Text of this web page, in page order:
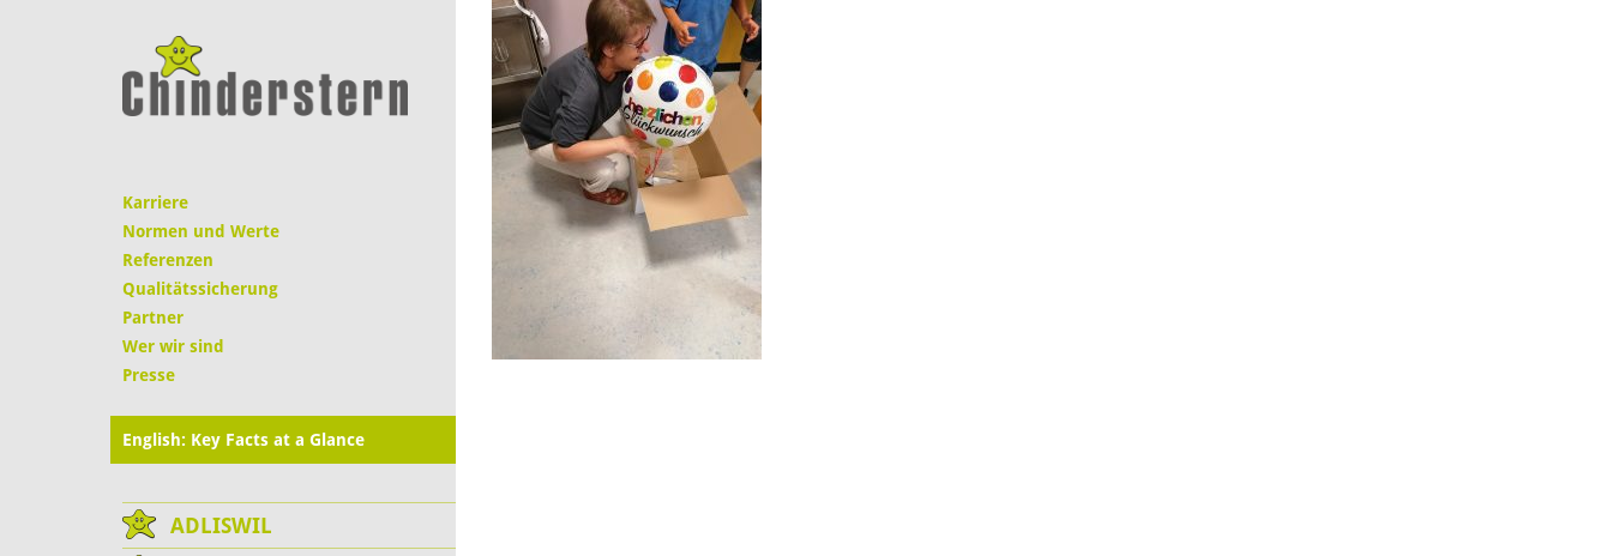
Karriere
Normen und Werte
Referenzen
Qualitätssicherung
Partner
Wer wir sind
Presse
English: Key Facts at a Glance
ADLISWIL